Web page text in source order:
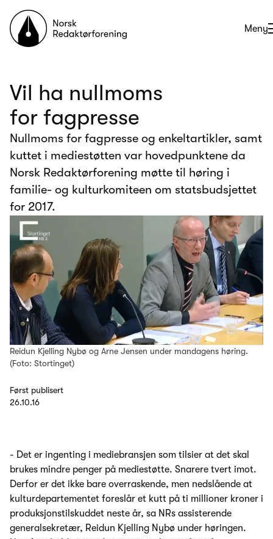
Til forsiden
Åpne
Meny
Vil ha nullmoms
for fagpresse
Nullmoms for fagpresse og enkeltartikler, samt
kuttet i mediestøtten var hovedpunktene da
Norsk Redaktørforening møtte til høring i
familie- og kulturkomiteen om statsbudsjettet
for 2017.
Reidun Kjelling Nybø og Arne Jensen under mandagens høring.
(Foto: Stortinget)
Først publisert
26.10.16
- Det er ingenting i mediebransjen som tilsier at det skal
brukes mindre penger på mediestøtte. Snarere tvert imot.
Derfor er det ikke bare overraskende, men nedslående at
kulturdepartementet foreslår et kutt på ti millioner kroner i
produksjonstilskuddet neste år, sa NRs assisterende
generalsekretær, Reidun Kjelling Nybø under høringen.